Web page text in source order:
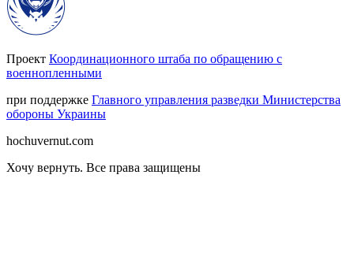
Проект Координационного штаба по обращению с
военнопленными
при поддержке Главного управления разведки Министерства
обороны Украины
hochuvernut.com
Хочу вернуть. Все права защищены